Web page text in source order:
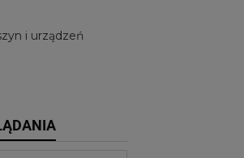
i urządzeń